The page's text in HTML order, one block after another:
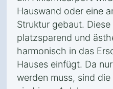
Hauswand oder eine
Struktur gebaut.
platzsparend und
harmonisch in das
Hauses einfügt. Da
werden muss, sind